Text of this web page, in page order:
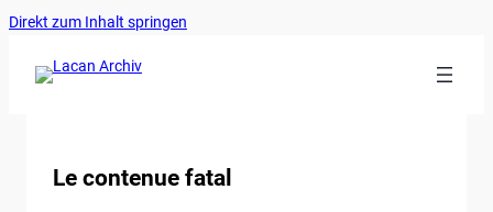
Direkt zum Inhalt springen
Le contenue fatal